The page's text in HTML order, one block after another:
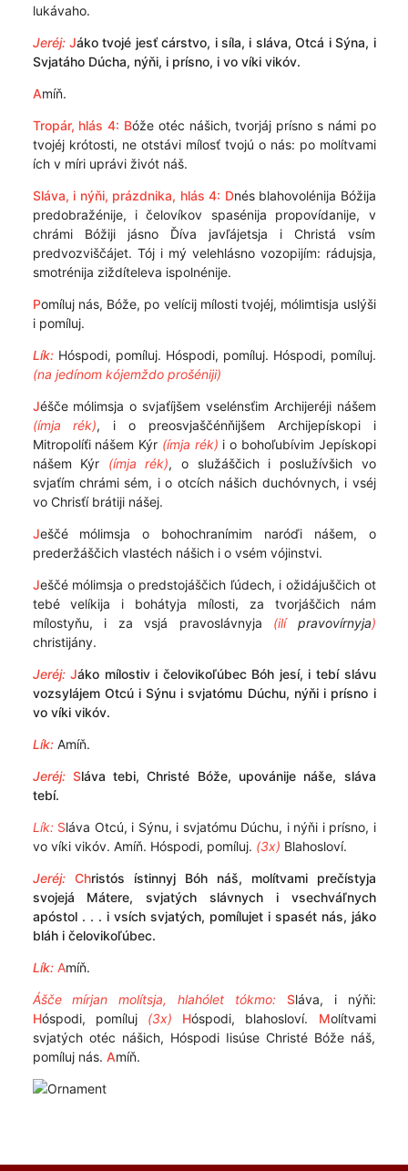
lukávaho.
Jeréj:Jáko tvojé jesť cárstvo, i síla, i sláva, Otcá i Sýna, i
Svjatáho Dúcha, nýňi, i prísno, i vo víki vikóv.
Amíň.
Tropár, hlás 4: Bóže otéc nášich, tvorjáj prísno s námi po
tvojéj krótosti, ne otstávi mílosť tvojú o nás: po molítvami
ích v míri uprávi živót náš.
Sláva, i nýňi, prázdnika, hlás 4: Dnés blahovolénija Bóžija
predobražénije, i čelovíkov spasénija propovídanije, v
chrámi Bóžiji jásno Ďíva javľájetsja i Christá vsím
predvozviščájet. Tój i mý velehlásno vozopijím: rádujsja,
smotrénija ziždíteleva ispolnénije.
Pomíluj nás, Bóže, po velícij mílosti tvojéj, mólimtisja uslýši
i pomíluj.
Lík:Hóspodi, pomíluj. Hóspodi, pomíluj. Hóspodi, pomíluj.
(na jedínom kójemždo prošéniji)
Jéšče mólimsja o svjaťíjšem vselénsťim Archijeréji nášem
(ímja rék), i o preosvjaščénňijšem Archijepískopi i
Mitropolíťi nášem Kýr (ímja rék) i o bohoľubívim Jepískopi
nášem Kýr (ímja rék)­, o služáščich i poslužívšich vo
svjaťím chrámi sém, i o otcích nášich duchóvnych, i vséj
vo Chrisťí brátiji nášej.
Ješčé mólimsja o bohochranímim naróďi nášem, o
prederžáščich vlastéch nášich i o vsém vójinstvi.
Ješčé mólimsja o predstojáščich ľúdech, i ožidájuščich ot
tebé velíkija i bohátyja mílosti, za tvorjáščich nám
mílostyňu, i za vsjá pravoslávnyja (ilípravovírnyja)
christijány.
Jeréj: Jáko mílostiv i čelovikoľúbec Bóh jesí, i tebí slávu
vozsylájem Otcú i Sýnu i svjatómu Dúchu, nýňi i prísno i
vo víki vikóv.
Lík:Amíň.
Jeréj: Sláva tebi, Christé Bóže, upovánije náše, sláva
tebí.
Lík: Sláva Otcú, i Sýnu, i svjatómu Dúchu, i nýňi i prísno, i
vo víki vikóv. Amíň. Hóspodi, pomíluj. (3x) Blahosloví.
Jeréj: Christós ístinnyj Bóh náš, molítvami prečístyja
svojejá Mátere, svjatých slávnych i vsechváľnych
apóstol . . . i vsích svjatých, pomílujet i spasét nás, jáko
bláh i čelovikoľúbec.
Lík: Amíň.
Ášče mírjan molítsja, hlahólet tókmo: Sláva, i nýňi:
Hóspodi, pomíluj (3x) Hóspodi, blahosloví. Molítvami
svjatých otéc nášich, Hóspodi Iisúse Christé Bóže náš,
pomíluj nás. Amíň.